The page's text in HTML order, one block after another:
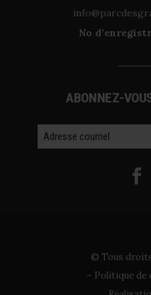
No
ABONNEZ-
courriel
© Tous
– Politique